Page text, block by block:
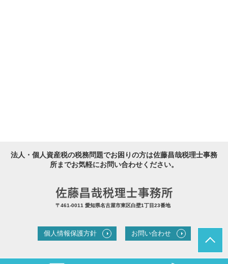
法人・個人資産税の税務問題でお困りの方は佐藤昌哉税理士事務
所までお気軽にお問い合わせください。
〒461-0011 愛知県名古屋市東区白壁1丁目23番地
個人情報保護方針 お問い合わせ